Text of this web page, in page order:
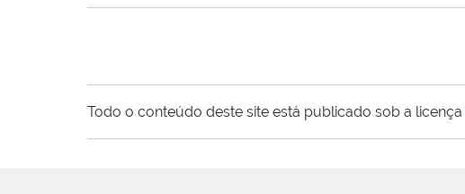
Todo o conteúdo deste site está publicado sob a licença